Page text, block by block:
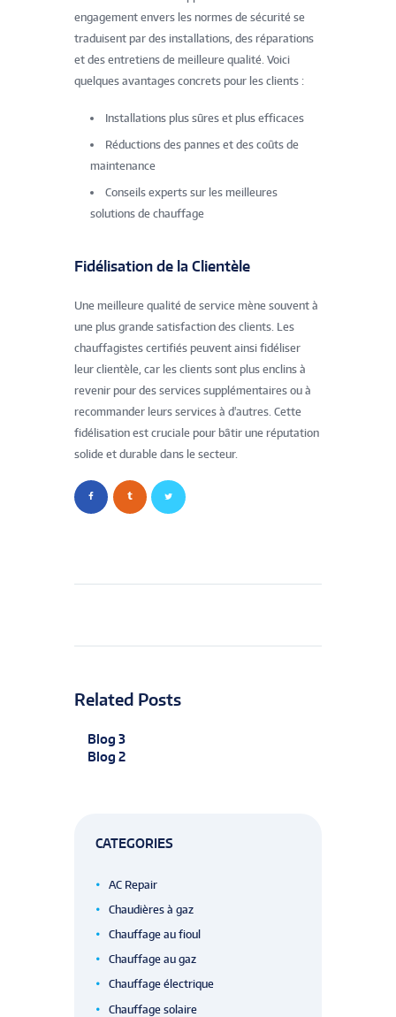
engagement envers les normes de sécurité se
traduisent par des installations, des réparations
et des entretiens de meilleure qualité. Voici
quelques avantages concrets pour les clients :
Installations plus sûres et plus efficaces
Réductions des pannes et des coûts de
maintenance
Conseils experts sur les meilleures
solutions de chauffage
Fidélisation de la Clientèle
Une meilleure qualité de service mène souvent à
une plus grande satisfaction des clients. Les
chauffagistes certifiés peuvent ainsi fidéliser
leur clientèle, car les clients sont plus enclins à
revenir pour des services supplémentaires ou à
recommander leurs services à d'autres. Cette
fidélisation est cruciale pour bâtir une réputation
solide et durable dans le secteur.
Related Posts
Blog 3
Blog 2
CATEGORIES
AC Repair
Chaudières à gaz
Chauffage au fioul
Chauffage au gaz
Chauffage électrique
Chauffage solaire